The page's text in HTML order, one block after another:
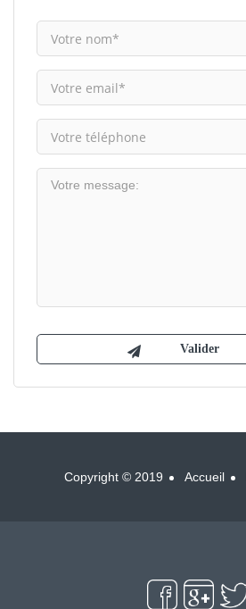
Copyright © 2019 Accueil